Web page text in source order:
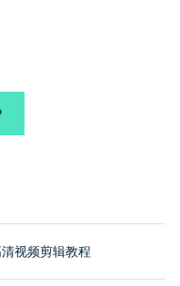
视频剪辑教程